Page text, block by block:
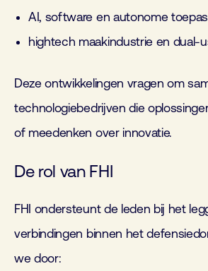
AI, software en autonome
hightech maakindustrie en dual-
Deze ontwikkelingen vragen om
technologiebedrijven die
of meedenken over innovatie.
De rol van FHI
FHI ondersteunt de leden bij het
verbindingen binnen het
we door: